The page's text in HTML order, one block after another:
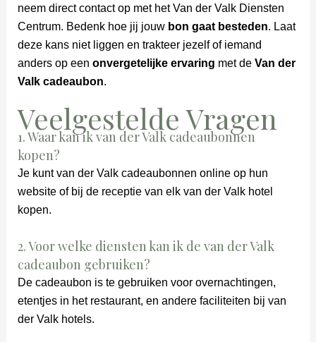
neem direct contact op met het Van der Valk Diensten
Centrum. Bedenk hoe jij jouw bon gaat besteden. Laat
deze kans niet liggen en trakteer jezelf of iemand
anders op een onvergetelijke ervaring met de Van der
Valk cadeaubon.
Veelgestelde Vragen
1. Waar kan ik van der Valk cadeaubonnen
kopen?
Je kunt van der Valk cadeaubonnen online op hun
website of bij de receptie van elk van der Valk hotel
kopen.
2. Voor welke diensten kan ik de van der Valk
cadeaubon gebruiken?
De cadeaubon is te gebruiken voor overnachtingen,
etentjes in het restaurant, en andere faciliteiten bij van
der Valk hotels.